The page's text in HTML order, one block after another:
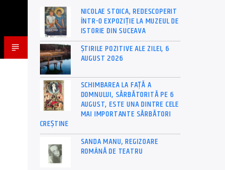
NICOLAE STOICA, REDESCOPERIT
ÎNTR-O EXPOZIȚIE LA MUZEUL DE
ISTORIE DIN SUCEAVA
ȘTIRILE POZITIVE ALE ZILEI, 6
AUGUST 2026
SCHIMBAREA LA FAȚĂ A
DOMNULUI, SĂRBĂTORITĂ PE 6
AUGUST, ESTE UNA DINTRE CELE
MAI IMPORTANTE SĂRBĂTORI
CREȘTINE
SANDA MANU, REGIZOARE
ROMÂNĂ DE TEATRU